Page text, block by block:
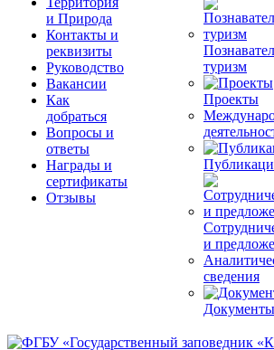
и Природа
Контакты и
реквизиты
Руководство
Вакансии
Как
добраться
Вопросы и
ответы
Награды и
сертификаты
Отзывы
туризм
Проекты
и
сведения
Документы